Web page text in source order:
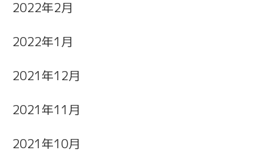
2022年2月
2022年1月
2021年12月
2021年11月
2021年10月